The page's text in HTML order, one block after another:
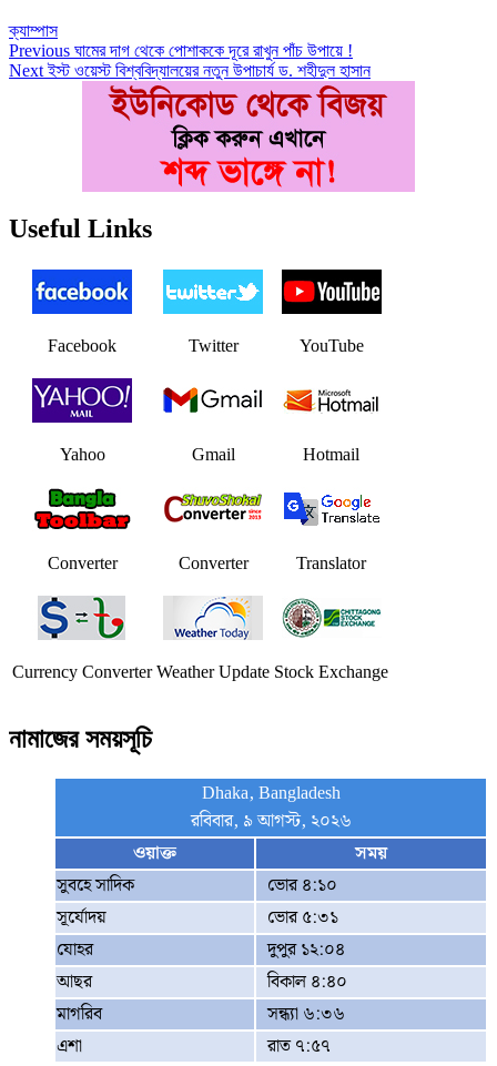
ক্যাম্পাস
Post
navigation
Previous Previous
post:
ঘামের দাগ থেকে পোশাককে দূরে রাখুন পাঁচ উপায়ে !
NextNext
ইস্ট ওয়েস্ট বিশ্ববিদ্যালয়ের নতুন উপাচার্য ড. শহীদুল হাসান
Useful Links
Facebook Twitter YouTube
Yahoo Gmail Hotmail
Converter Converter Translator
Currency Converter Weather Update Stock Exchange
নামাজের সময়সূচি
Dhaka, Bangladesh
রবিবার, ৯ আগস্ট, ২০২৬
ওয়াক্ত
সময়
সুবহে সাদিক
ভোর ৪:১০
সূর্যোদয়
ভোর ৫:৩১
যোহর
দুপুর ১২:০৪
আছর
বিকাল ৪:৪০
মাগরিব
সন্ধ্যা ৬:৩৬
এশা
রাত ৭:৫৭